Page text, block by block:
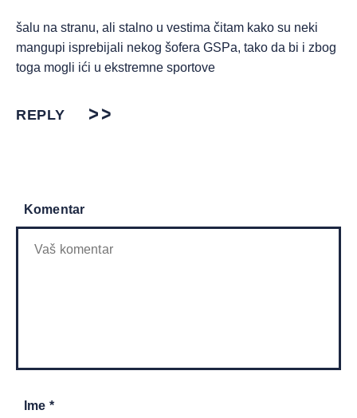
šalu na stranu, ali stalno u vestima čitam kako su neki
mangupi isprebijali nekog šofera GSPa, tako da bi i zbog
toga mogli ići u ekstremne sportove
REPLY
Komentar
Ime *